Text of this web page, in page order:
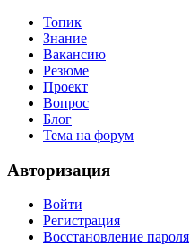
Топик
Знание
Вакансию
Резюме
Проект
Вопрос
Блог
Тема на форум
Авторизация
Войти
Регистрация
Восстановление пароля